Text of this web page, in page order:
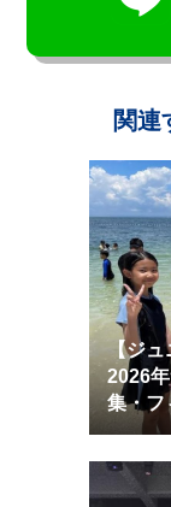
関連
【ジ
2026
集・フ